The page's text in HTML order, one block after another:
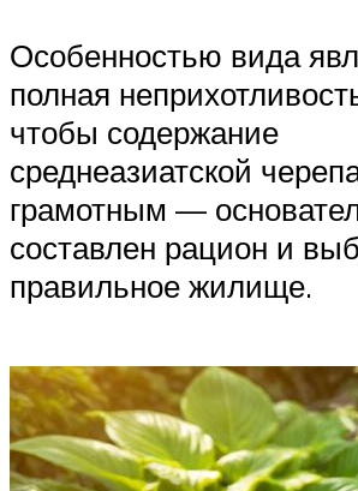
Особенностью вида
полная
чтобы содержание
среднеазиатской
грамотным —
составлен рацион и
правильное жилище.